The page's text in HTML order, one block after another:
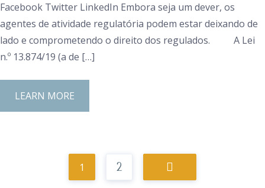
Facebook Twitter LinkedIn Embora seja um dever, os
agentes de atividade regulatória podem estar deixando de
lado e comprometendo o direito dos regulados. A Lei
n.º 13.874/19 (a de […]
LEARN MORE
1 2